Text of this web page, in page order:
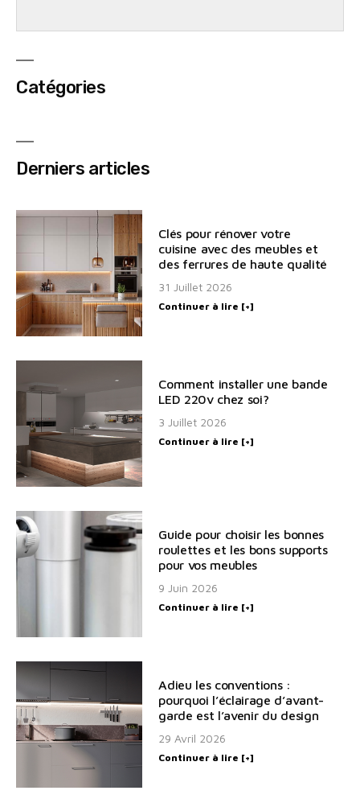
Catégories
Derniers articles
Clés pour rénover votre
cuisine avec des meubles et
des ferrures de haute qualité
31 Juillet 2026
Continuer à lire [+]
Comment installer une bande
LED 220v chez soi?
3 Juillet 2026
Continuer à lire [+]
Guide pour choisir les bonnes
roulettes et les bons supports
pour vos meubles
9 Juin 2026
Continuer à lire [+]
Adieu les conventions :
pourquoi l’éclairage d’avant-
garde est l’avenir du design
29 Avril 2026
Continuer à lire [+]